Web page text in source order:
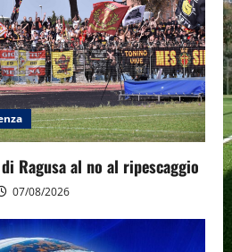
Ragusa al no al ripescaggio
07/08/2026